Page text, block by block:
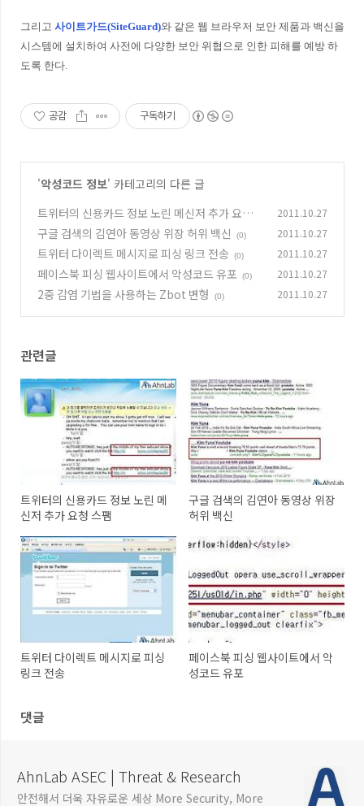
그리고 사이트가드(SiteGuard)와 같은 웹 브라우저 보안 제품과 백신을
시스템에 설치하여 사전에 다양한 보안 위협으로 인한 피해를 예방 하
도록 한다.
공감 구독하기
'악성코드 정보' 카테고리의 다른 글
트위터의 신용카드 정보 노린 메신저 추가 요청
스팸
(0)
2011.10.27
구글 검색의 김연아 동영상 위장 허위 백신 (0) 2011.10.27
트위터 다이렉트 메시지로 피싱 링크 전송 (0) 2011.10.27
페이스북 피싱 웹사이트에서 악성코드 유포 (0) 2011.10.27
2중 감염 기법을 사용하는 Zbot 변형 (0) 2011.10.27
관련글
트위터의 신용카드 정보 노린 메
신저 추가 요청 스팸
구글 검색의 김연아 동영상 위장
허위 백신
트위터 다이렉트 메시지로 피싱
링크 전송
페이스북 피싱 웹사이트에서 악
성코드 유포
댓글
AhnLab ASEC | Threat & Research
안전해서 더욱 자유로운 세상 More Security, More